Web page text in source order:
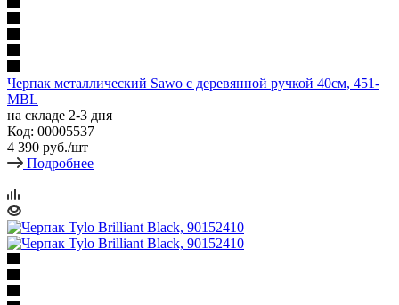
Черпак металлический Sawo с деревянной ручкой 40см, 451-
MBL
на складе 2-3 дня
Код: 00005537
4 390 руб./шт
Подробнее